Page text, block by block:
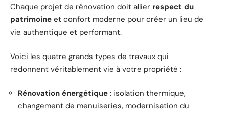
Chaque projet de rénovation doit allier respect du
patrimoine et confort moderne pour créer un lieu de
vie authentique et performant.
Voici les quatre grands types de travaux qui
redonnent véritablement vie à votre propriété :
Rénovation énergétique : isolation thermique,
changement de menuiseries, modernisation du